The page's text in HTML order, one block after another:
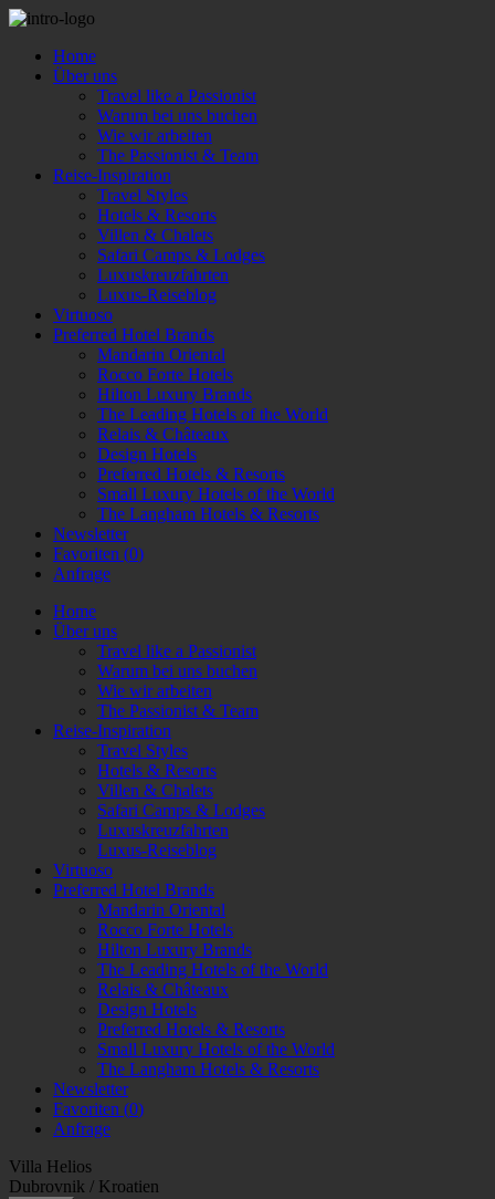
Home
Über uns
Travel like a Passionist
Warum bei uns buchen
Wie wir arbeiten
The Passionist & Team
Reise-Inspiration
Travel Styles
Hotels & Resorts
Villen & Chalets
Safari Camps & Lodges
Luxuskreuzfahrten
Luxus-Reiseblog
Virtuoso
Preferred Hotel Brands
Mandarin Oriental
Rocco Forte Hotels
Hilton Luxury Brands
The Leading Hotels of the World
Relais & Châteaux
Design Hotels
Preferred Hotels & Resorts
Small Luxury Hotels of the World
The Langham Hotels & Resorts
Newsletter
Favoriten (0)
Anfrage
Home
Über uns
Travel like a Passionist
Warum bei uns buchen
Wie wir arbeiten
The Passionist & Team
Reise-Inspiration
Travel Styles
Hotels & Resorts
Villen & Chalets
Safari Camps & Lodges
Luxuskreuzfahrten
Luxus-Reiseblog
Virtuoso
Preferred Hotel Brands
Mandarin Oriental
Rocco Forte Hotels
Hilton Luxury Brands
The Leading Hotels of the World
Relais & Châteaux
Design Hotels
Preferred Hotels & Resorts
Small Luxury Hotels of the World
The Langham Hotels & Resorts
Newsletter
Favoriten (0)
Anfrage
Villa Helios
Dubrovnik / Kroatien